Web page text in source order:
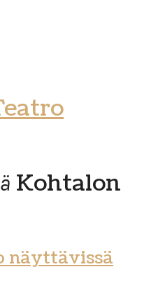
Kohtalon
näyttävissä